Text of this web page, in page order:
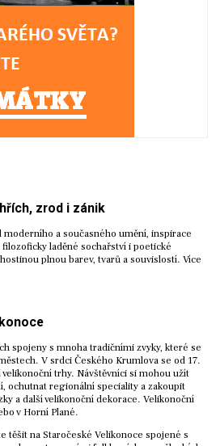
zrod i zánik
moderního a současného umění, inspirace
laděné sochařství i poetické
plnou barev, tvarů a souvislostí. Více
spojeny s mnoha tradičními zvyky, které se
V srdci Českého Krumlova se od 17.
trhy. Návštěvníci si mohou užít
ochutnat regionální speciality a zakoupit
a další velikonoční dekorace. Velikonoční
v Horní Plané.
těšit na Staročeské Velikonoce spojené s